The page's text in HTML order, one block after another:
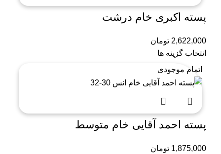
پسته اکبری خام درشت
2,622,000 تومان
انتخاب گزینه ها
اتمام موجودی
پسته احمد آقایی خام متوسط
1,875,000 تومان